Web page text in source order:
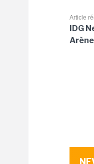
Article
IDG
Arène